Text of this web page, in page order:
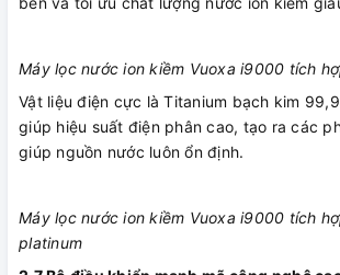
Máy lọc nước ion kiềm Vuoxa i9000 tích
Vật liệu điện cực là Titanium bạch kim
giúp hiệu suất điện phân cao, tạo ra các
giúp nguồn nước luôn ổn định.
Máy lọc nước ion kiềm Vuoxa i9000 tích
platinum